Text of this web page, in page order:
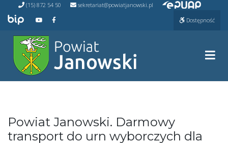
Przejdź
treści
(15) 872 54 50 sekretariat@powiatjanowski.pl Przejdź do ePUAP
Przejdź do BIP Przejdź do naszego kanału na YouTube
Przejdź do naszego kanału na Facebooku Dostępność
Powiat Janowski. Darmowy
transport do urn wyborczych dla